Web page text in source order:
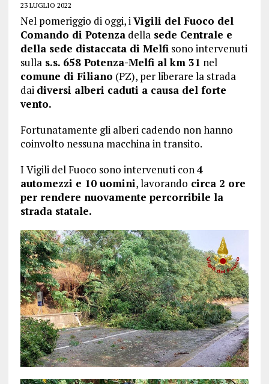
23 LUGLIO 2022
Nel pomeriggio di oggi, i Vigili del Fuoco del
Comando di Potenzadella sede Centrale e
della sede distaccata di Melfi sono intervenuti
sulla s.s. 658 Potenza-Melfi al km 31 nel
comune di Filiano (PZ), per liberare la strada
dai diversi alberi caduti a causa del forte
vento.
Fortunatamente gli alberi cadendo non hanno
coinvolto nessuna macchina in transito.
I Vigili del Fuoco sono intervenuti con 4
automezzi e 10 uomini, lavorando circa 2 ore
per rendere nuovamente percorribile la
strada statale.